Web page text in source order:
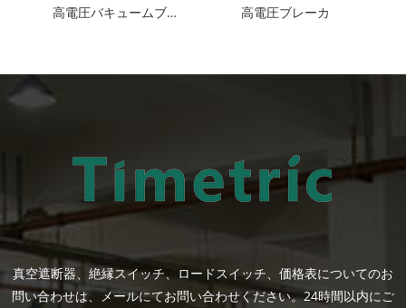
高電圧バキュームブレーカ 高電圧ブレーカ
真空遮断器、絶縁スイッチ、ロードスイッチ、価格表についてのお
問い合わせは、メールにてお問い合わせください。24時間以内にご